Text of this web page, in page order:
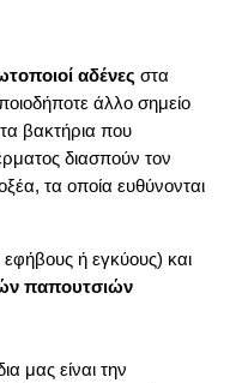
αδένες στα
άλλο σημείο
βακτήρια που
διασπούν τον
τα οποία ευθύνονται
εφήβους ή εγκύους) και
παπουτσιών
μας είναι την